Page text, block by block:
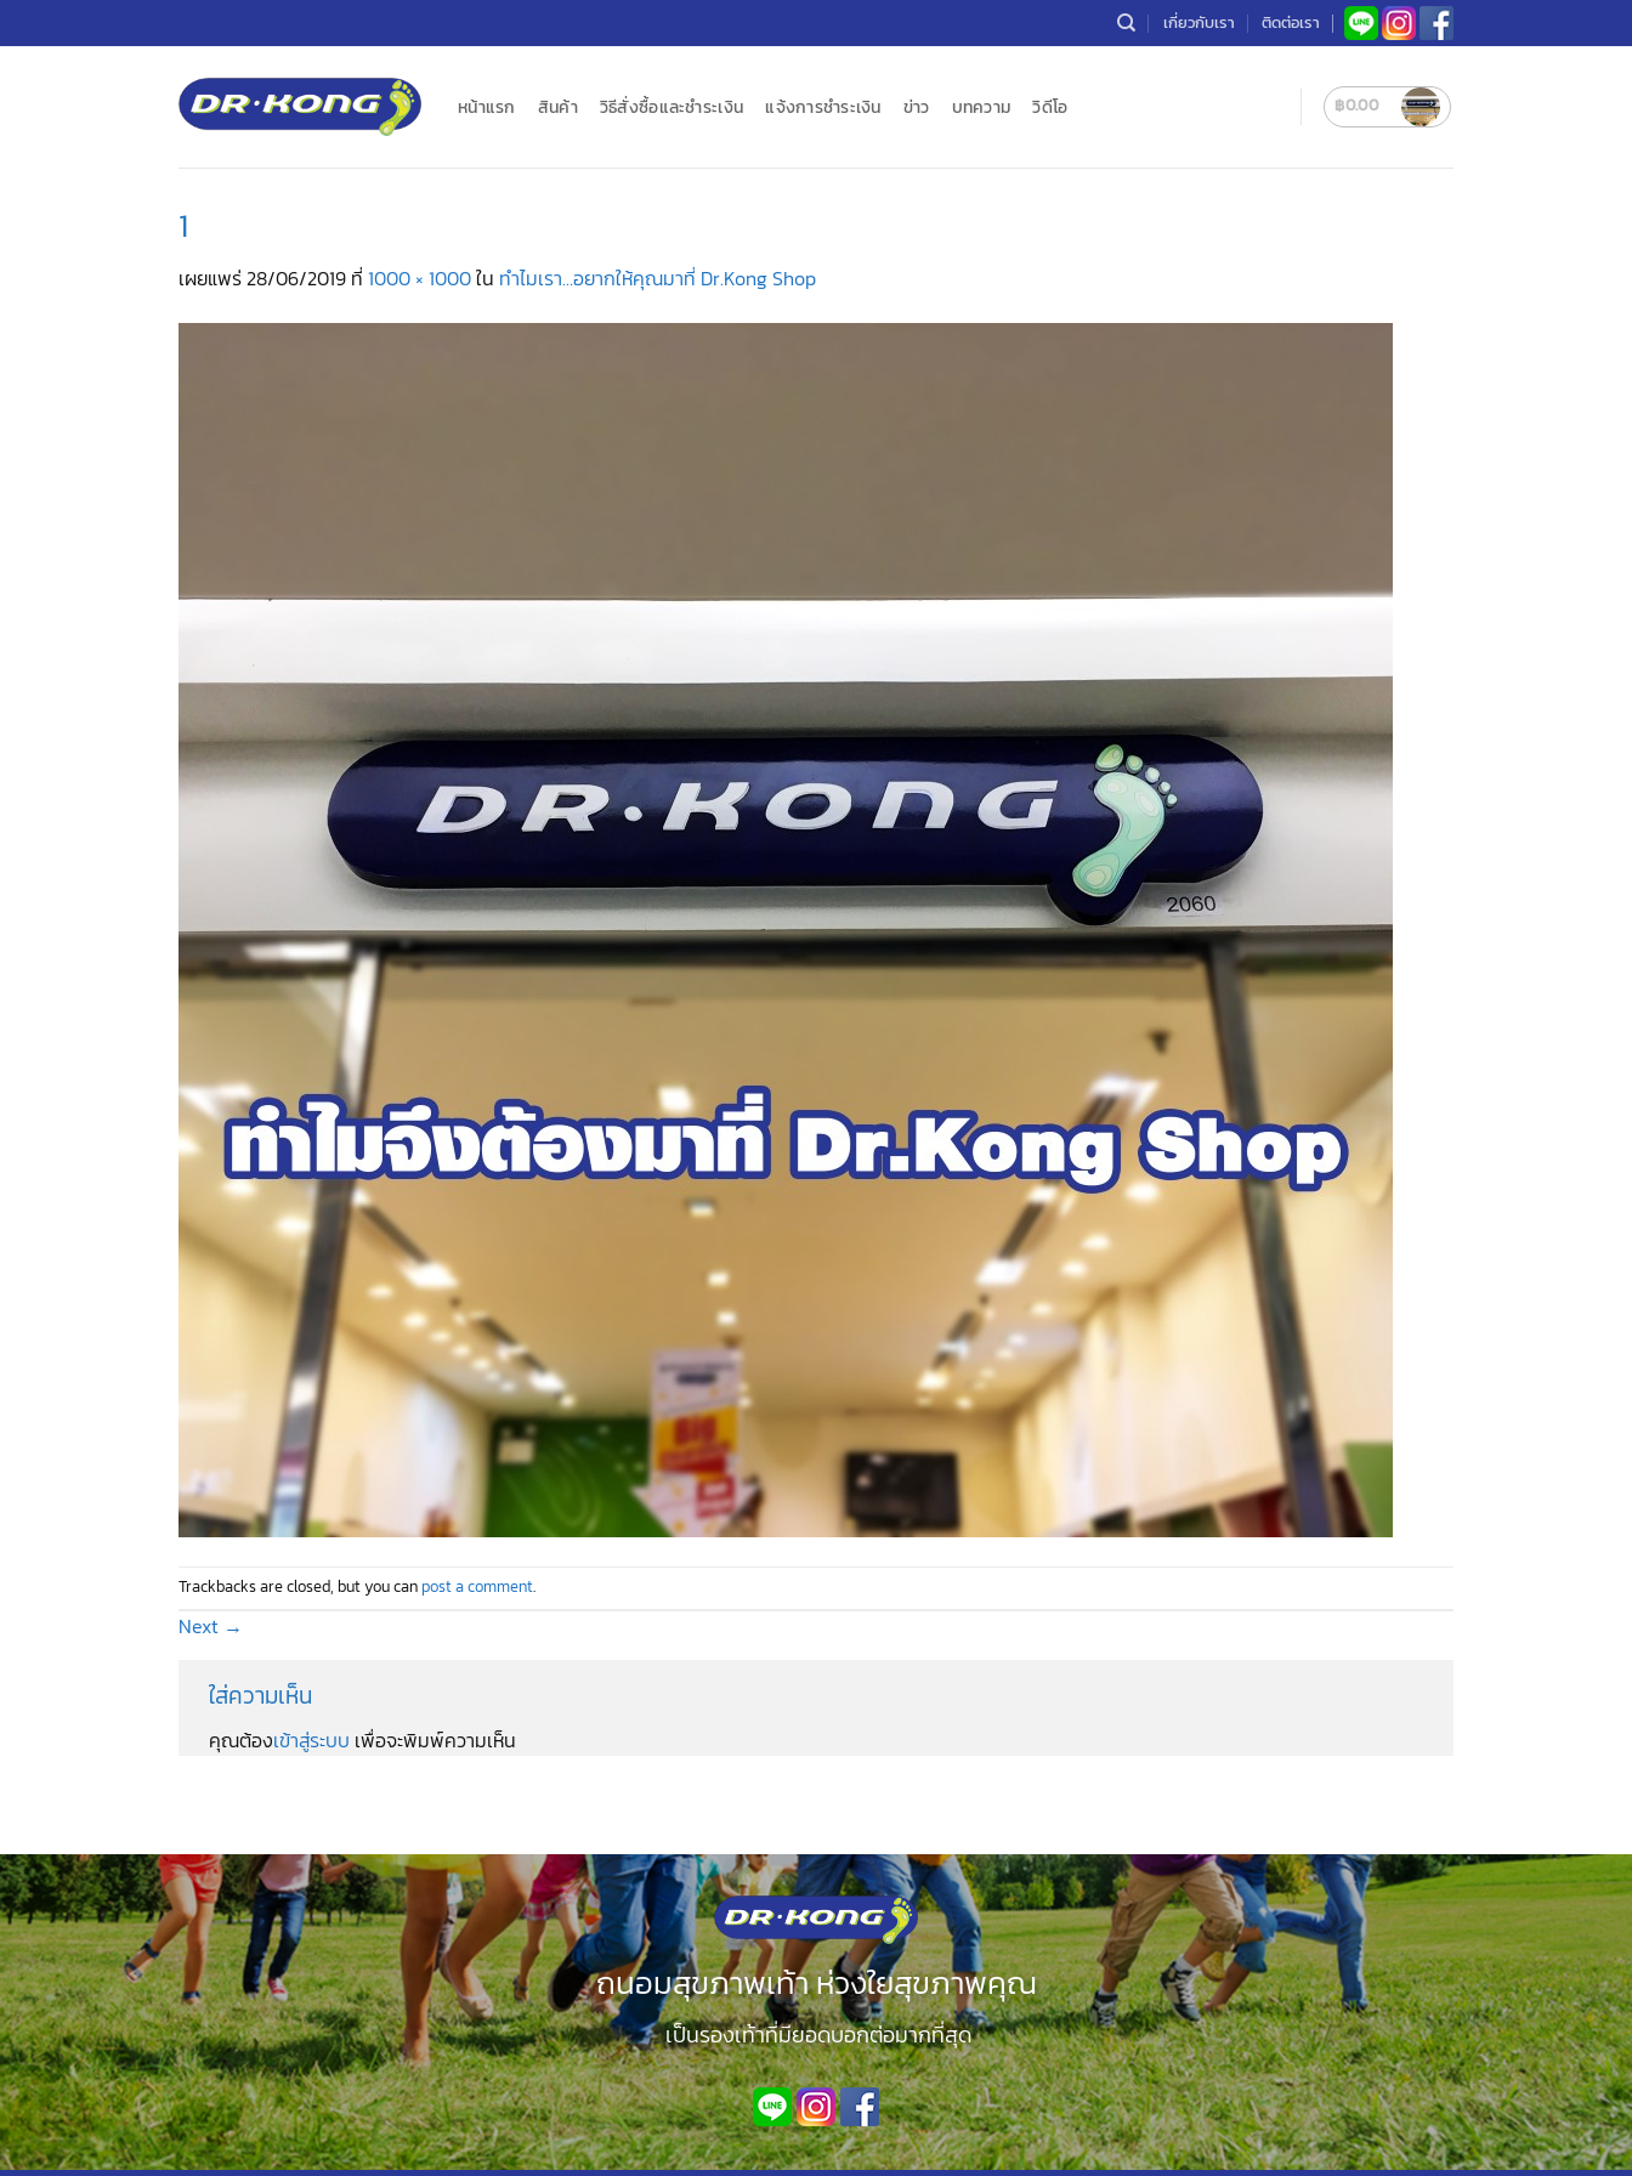
ไป
เกี่ยวกับเรา ติดต่อเรา
หน้าแรก สินค้า วิธีสั่งซื้อและชำระเงิน แจ้งการชำระเงิน ข่าว บทความ วิดีโอ ฿0.00
1
เผยแพร่28/06/2019 ที่ 1000 × 1000ใน ทำไมเรา…อยากให้คุณมาที่ Dr.Kong Shop
Trackbacks are closed, but you can post a comment.
Next →
ใส่ความเห็น
คุณต้องเข้าสู่ระบบ เพื่อจะพิมพ์ความเห็น
ถนอมสุขภาพเท้า ห่วงใยสุขภาพคุณ
เป็นรองเท้าที่มียอดบอกต่อมากที่สุด